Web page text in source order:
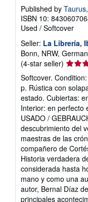
Published by
ISBN 10:
Used / Softcover
Seller: La Librería,
Bonn, NRW,
(4-star seller) Seller
rating
4
out
of
5
stars
Softcover.
p. Rústica con
estado. Cubiertas:
Interior: en perfecto
USADO /
descubrimiento del
maestras de las
compañero de
Historia verdadera
considerada hasta
mano y como una
autor, Bernal Díaz
principales